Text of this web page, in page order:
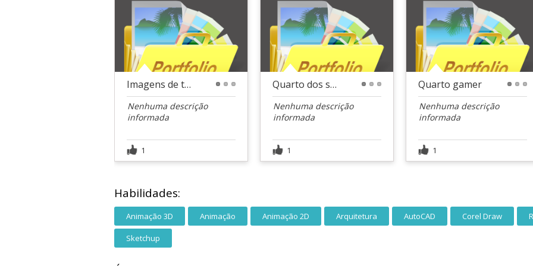
Imagens de trabalhos realizados
Nenhuma descrição
informada
1
Quarto dos sonhos
Nenhuma descrição
informada
1
Quarto gamer
Nenhuma descrição
informada
1
Habilidades:
Animação 3D Animação Animação 2D Arquitetura AutoCAD Corel Draw
Sketchup